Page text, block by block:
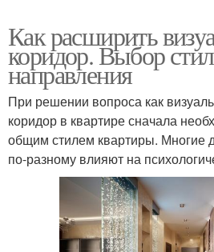
Как расширить
коридор. Выбор
направления
При решении вопроса как
коридор в квартире сначала
общим стилем квартиры. Многие
по-разному влияют на